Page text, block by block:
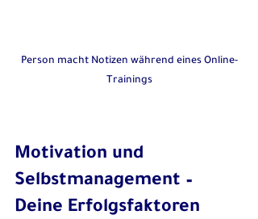
Person macht Notizen während eines Online-
Trainings
Motivation und
Selbstmanagement –
Deine Erfolgsfaktoren